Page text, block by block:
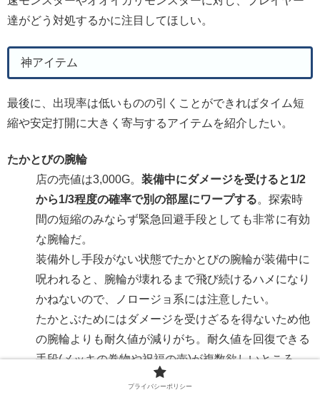
達がどう対処するかに注目してほしい。
神アイテム
最後に、出現率は低いものの引くことができればタイム短
縮や安定打開に大きく寄与するアイテムを紹介したい。
たかとびの腕輪
店の売値は3,000G。 装備中にダメージを受けると1/2
から1/3程度の確率で別の部屋にワープする。探索時
間の短縮のみならず緊急回避手段としても非常に有効
な腕輪だ。
装備外し手段がない状態でたかとびの腕輪が装備中に
呪われると、腕輪が壊れるまで飛び続けるハメになり
かねないので、ノロージョ系には注意したい。
たかとぶためにはダメージを受けざるを得ないため他
の腕輪よりも耐久値が減りがち。耐久値を回復できる
手段(メッキの巻物や祝福の壺)が複数欲しいところ。
プライバシーポリシー